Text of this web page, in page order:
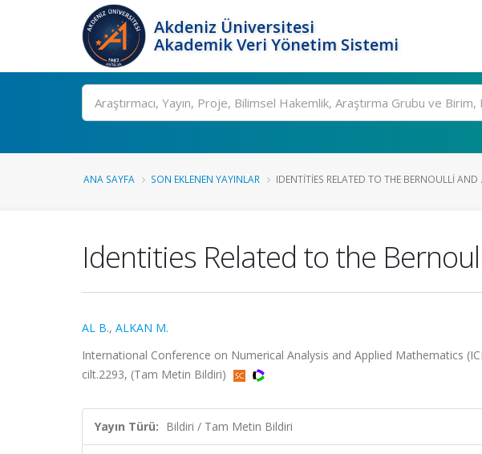
Akdeniz Üniversitesi
Akademik Veri Yönetim Sistemi
Ara
ANA SAYFA SON EKLENEN YAYINLAR IDENTITIES RELATED TO THE BERNOULLI AND
Identities Related to the
AL B., ALKAN M.
International Conference on Numerical Analysis and Applied Mathematics
cilt.2293, (Tam Metin Bildiri)
Yayın Türü: Bildiri / Tam Metin Bildiri